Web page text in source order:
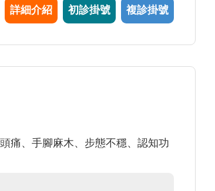
詳細介紹 初診掛號 複診掛號
痛、手腳麻木、步態不穩、認知功